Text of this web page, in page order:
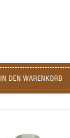
IN DEN WARENKORB